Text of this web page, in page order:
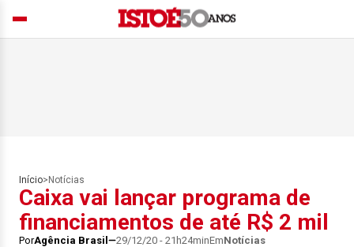
Início> Notícias
Caixa vai lançar programa de
financiamentos de até R$ 2 mil
PorAgência Brasil 29/12/20 - 21h24minEmNotícias